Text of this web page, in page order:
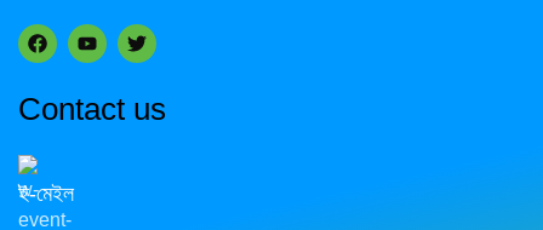
Contact us
ই-মেইল